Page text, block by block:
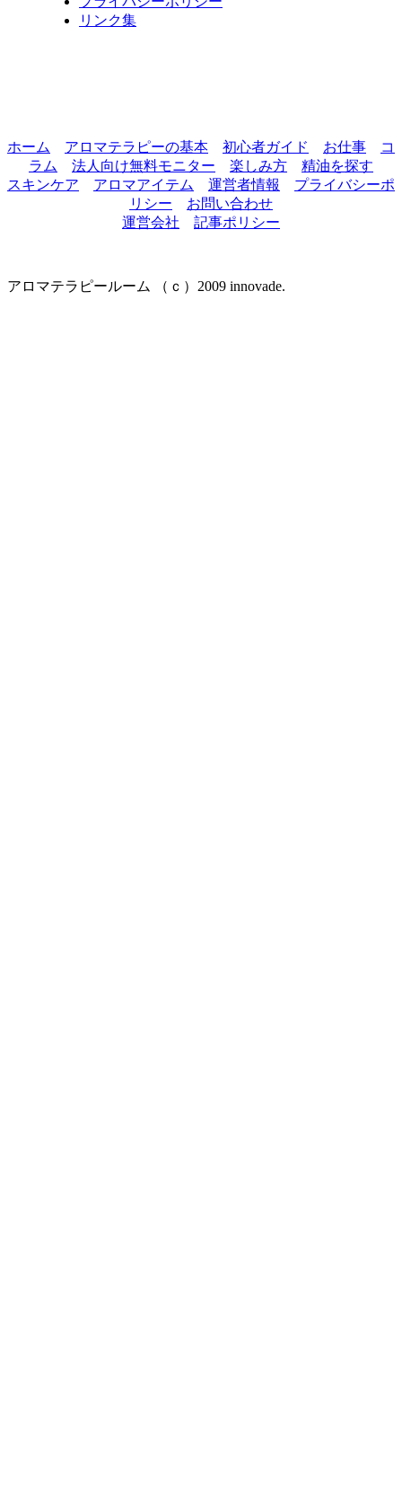
リンク集
ホーム アロマテラピーの基本 初心者ガイド お仕事
コ
ラム
法人向け無料モニター 楽しみ方
精油を探す
スキンケア
アロマアイテム 運営者情報
プライバシーポ
リシー
お問い合わせ
運営会社
記事ポリシー
アロマテラピールーム （ｃ）2009 innovade.